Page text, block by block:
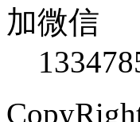
加微信